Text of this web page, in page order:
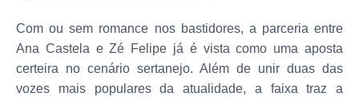
Com ou sem romance nos bastidores, a parceria entre
Ana Castela e Zé Felipe já é vista como uma aposta
certeira no cenário sertanejo. Além de unir duas das
vozes mais populares da atualidade, a faixa traz a